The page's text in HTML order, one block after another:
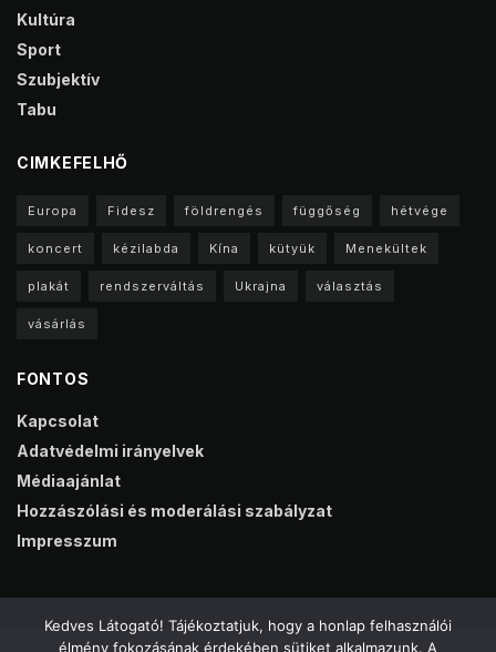
Kultúra
Sport
Szubjektív
Tabu
CIMKEFELHŐ
Europa Fidesz földrengés függőség hétvége
koncert kézilabda Kína kütyük Menekültek
plakát rendszerváltás Ukrajna választás
vásárlás
FONTOS
Kapcsolat
Adatvédelmi irányelvek
Médiaajánlat
Hozzászólási és moderálási szabályzat
Impresszum
Kedves Látogató! Tájékoztatjuk, hogy a honlap felhasználói
élmény fokozásának érdekében sütiket alkalmazunk. A